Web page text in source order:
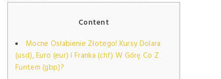
Content
Mocne Osłabienie Złotego! Kursy Dolara
(usd), Euro (eur) I Franka (chf) W Górę Co Z
Funtem (gbp)?